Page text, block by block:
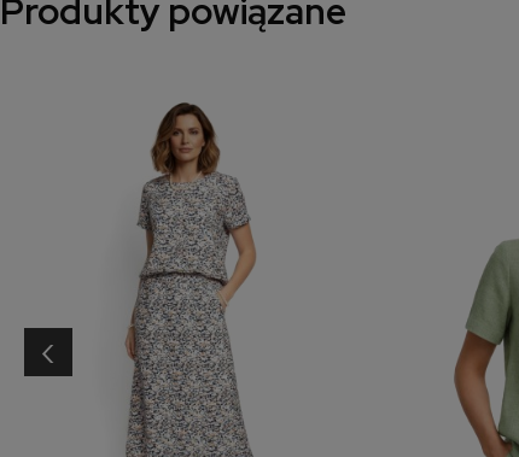
Produkty powiązane
‹